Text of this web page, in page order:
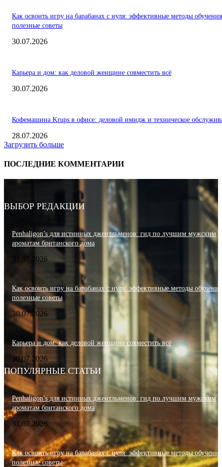
Как освоить игру на барабанах с нуля: эффективные методы
полезные советы
30.07.2026
Карьера и дом: как деловой женщине совместить всё
30.07.2026
Кофемашина Krups в офисе: деловой имидж и техническое
28.07.2026
Загрузить больше
ПОСЛЕДНИЕ КОММЕНТАРИИ
ВЫБОР РЕДАКЦИИ
Penhaligon’s для истинных джентльменов: гид по лучшим мужским
ароматам британского дома
31.07.2026
Как освоить игру на барабанах с нуля: эффективные методы
полезные советы
30.07.2026
Карьера и дом: как деловой женщине совместить всё
30.07.2026
ПОПУЛЯРНЫЕ СТАТЬИ
Penhaligon’s для истинных джентльменов: гид по лучшим мужским
ароматам британского дома
31.07.2026
Как освоить игру на барабанах с нуля: эффективные методы
полезные советы